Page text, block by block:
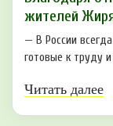
жителей
— В России
готовые к труду
Читать далее